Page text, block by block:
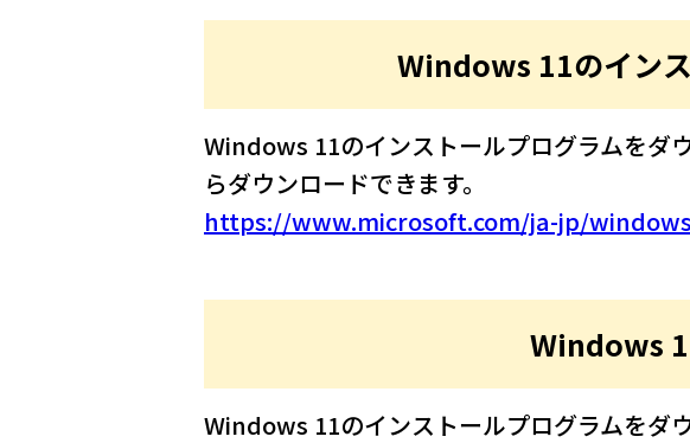
Windows 11のイン
Windows 11のインストールプログラムをダ
らダウンロードできます。
https://www.microsoft.com/ja-jp/
Windows
Windows 11のインストールプログラムをダ